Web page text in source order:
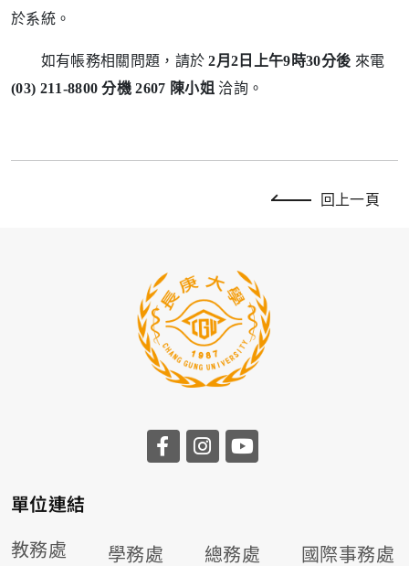
於系統。
如有帳務相關問題，請於2月2日上午9時30分後 來電
(03) 211-8800 分機 2607 陳小姐 洽詢。
回上一頁
前往長庚大學facebook
前往長庚大學
單位連結
教務處
學務處 總務處 國際事務處